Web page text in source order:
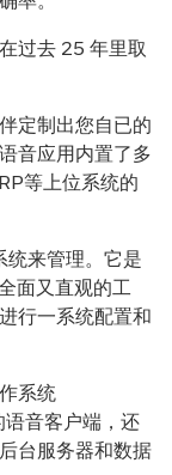
过去 25 年里取
定制出您自已的
音应用内置了多
等上位系统的
来管理。它是
面又直观的工
行一系统配置和
系统
音客户端，还
台服务器和数据